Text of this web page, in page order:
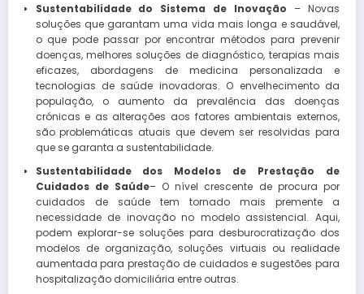
Sustentabilidade do Sistema de Inovação – Novas
soluções que garantam uma vida mais longa e saudável,
o que pode passar por encontrar métodos para prevenir
doenças, melhores soluções de diagnóstico, terapias mais
eficazes, abordagens de medicina personalizada e
tecnologias de saúde inovadoras. O envelhecimento da
população, o aumento da prevalência das doenças
crónicas e as alterações aos fatores ambientais externos,
são problemáticas atuais que devem ser resolvidas para
que se garanta a sustentabilidade.
Sustentabilidade dos Modelos de Prestação de
Cuidados de Saúde– O nível crescente de procura por
cuidados de saúde tem tornado mais premente a
necessidade de inovação no modelo assistencial. Aqui,
podem explorar-se soluções para desburocratização dos
modelos de organização, soluções virtuais ou realidade
aumentada para prestação de cuidados e sugestões para
hospitalização domiciliária entre outras.